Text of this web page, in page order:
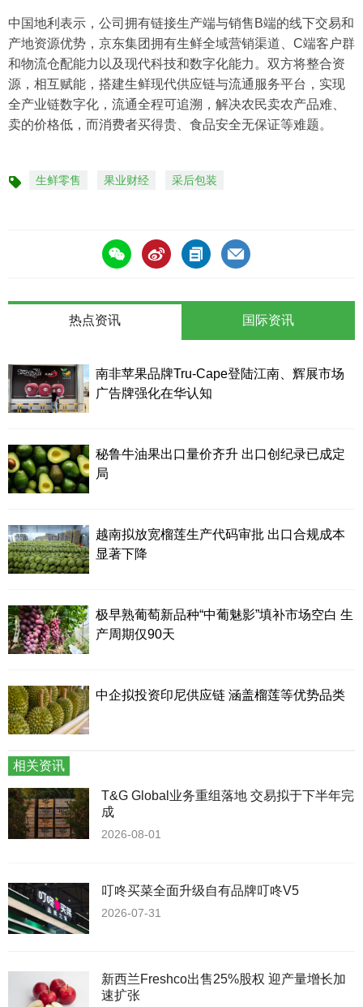
中国地利表示，公司拥有链接生产端与销售B端的线下交易和
产地资源优势，京东集团拥有生鲜全域营销渠道、C端客户群
和物流仓配能力以及现代科技和数字化能力。双方将整合资
源，相互赋能，搭建生鲜现代供应链与流通服务平台，实现
全产业链数字化，流通全程可追溯，解决农民卖农产品难、
卖的价格低，而消费者买得贵、食品安全无保证等难题。
标 生鲜零售 果业财经 采后包装
热点资讯
南非苹果品牌Tru-Cape登陆江南、辉展市场
广告牌强化在华认知
秘鲁牛油果出口量价齐升 出口创纪录已成定
局
越南拟放宽榴莲生产代码审批 出口合规成本
显著下降
极早熟葡萄新品种“中葡魅影”填补市场空白 生
产周期仅90天
中企拟投资印尼供应链 涵盖榴莲等优势品类
国际资讯
相关资讯
T&G Global业务重组落地 交易拟于下半年完
成
2026-08-01
叮咚买菜全面升级自有品牌叮咚V5
2026-07-31
新西兰Freshco出售25%股权 迎产量增长加
速扩张